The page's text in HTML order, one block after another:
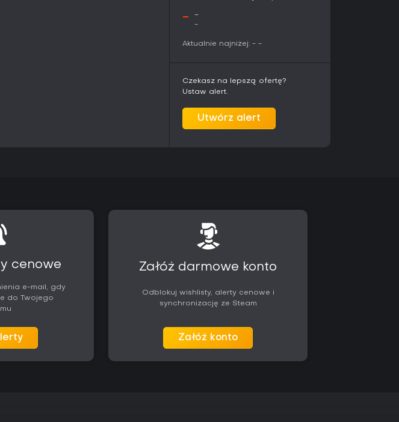
bez konieczności dokupowania kolejnych części. Nowsze tytuły, takie jak Arma
strukturę, a aktywność społeczności zapewnia im stałą liczbę graczy na
Pakiet przeznaczony jest dla graczy preferujących metodyczne, symulacyjne
przy zachowaniu kompatybilności z nowoczesnym sprzętem. Forma pakietu
ułatwia nabycie całej serii Arma w jednym kroku.
- -
-
Aktualnie najniżej: - -
Czekasz na lepszą ofertę?
Ustaw alert.
Utwórz alert
cenowe
e-mail, gdy
do Twojego
Załóż darmowe konto
Odblokuj wishlisty, alerty cenowe i
synchronizację ze Steam
Załóż konto